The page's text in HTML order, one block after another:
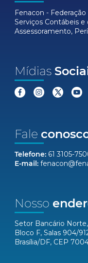
Fenacon -
Serviços Contábeis e
Assessoramento,
Mídias
Fale
Telefone: 61 3105-
E-mail:
Nosso
Setor Bancário
Bloco F, Salas 904/
Brasília/DF, CEP